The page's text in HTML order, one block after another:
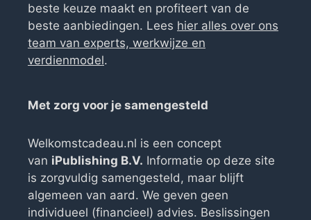
beste keuze maakt en profiteert van de
beste aanbiedingen. Lees hier alles over ons
team van experts, werkwijze en
verdienmodel.
Met zorg voor je samengesteld
Welkomstcadeau.nl is een concept
van iPublishing B.V. Informatie op deze site
is zorgvuldig samengesteld, maar blijft
algemeen van aard. We geven geen
individueel (financieel) advies. Beslissingen